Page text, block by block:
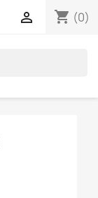
shopping_cart (0)
